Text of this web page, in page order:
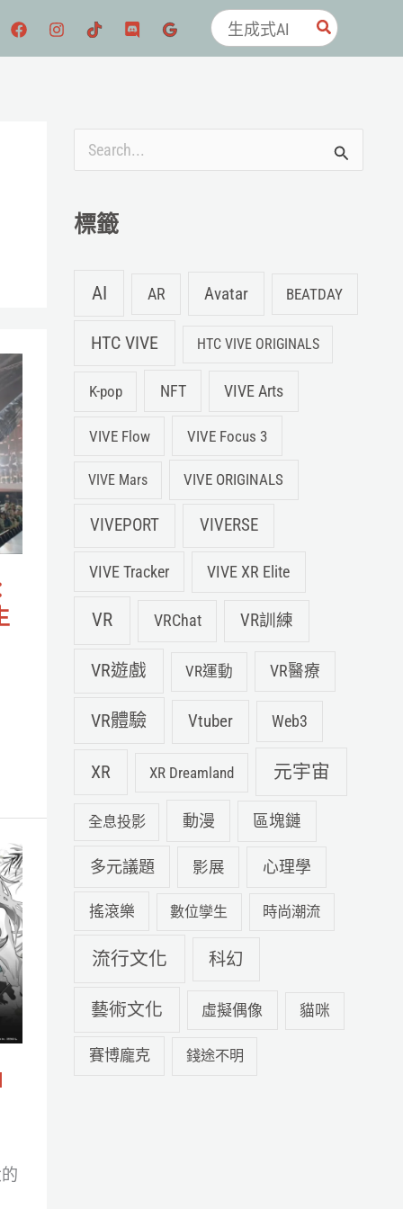
搜
尋：
搜
關
標籤
AI AR Avatar BEATDAY
HTC VIVE HTC VIVE ORIGINALS
K-pop NFT VIVE Arts
VIVE Flow VIVE Focus 3
VIVE Mars VIVE ORIGINALS
VIVEPORT VIVERSE
VIVE Tracker VIVE XR Elite
VR VRChat VR訓練
VR遊戲 VR運動 VR醫療
VR體驗 Vtuber Web3
XR XR Dreamland 元宇宙
全息投影 動漫 區塊鏈
多元議題 影展 心理學
搖滾樂 數位孿生 時尚潮流
流行文化 科幻
藝術文化 虛擬偶像 貓咪
賽博龐克 錢途不明